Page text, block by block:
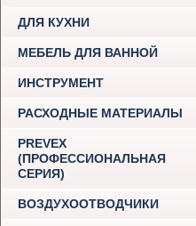
ДЛЯ КУХНИ
МЕБЕЛЬ ДЛЯ ВАННОЙ
ИНСТРУМЕНТ
РАСХОДНЫЕ МАТЕРИАЛЫ
PREVEX
(ПРОФЕССИОНАЛЬНАЯ
СЕРИЯ)
ВОЗДУХООТВОДЧИКИ